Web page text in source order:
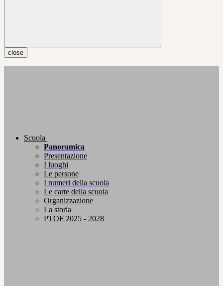
close
Scuola
Panoramica
Presentazione
I luoghi
Le persone
I numeri della scuola
Le carte della scuola
Organizzazione
La storia
PTOF 2025 - 2028